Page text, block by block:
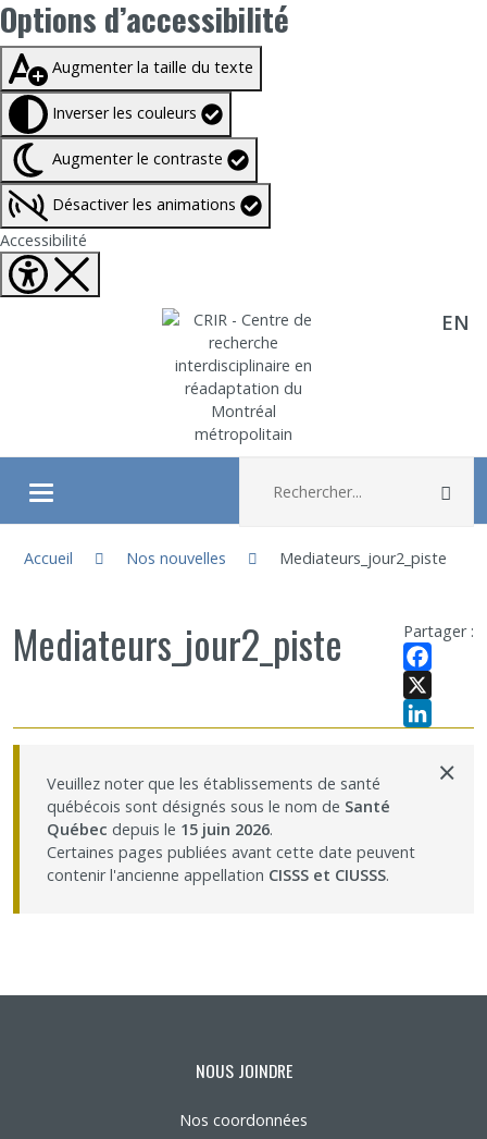
Options d’accessibilité
Taille du texte à100%
Augmenter la taille du texte
Inverser les couleurs
Augmenter le contraste
Désactiver les animations
Accessibilité
Aller directement au contenu EN
Ouvrir/fermer le menu
À propos
Partageons nos savoirs
Emplois et stages
Nous joindre
Accueil
Nos nouvelles Mediateurs_jour2_piste
Partager :
Facebook
X
Mediateurs_jour2_piste
Veuillez noter que les établissements de santé
québécois sont désignés sous le nom de Santé
Québec depuis le 15 juin 2026.
Certaines pages publiées avant cette date peuvent
contenir l'ancienne appellation CISSS et CIUSSS.
×
NOUS JOINDRE
Nos coordonnées